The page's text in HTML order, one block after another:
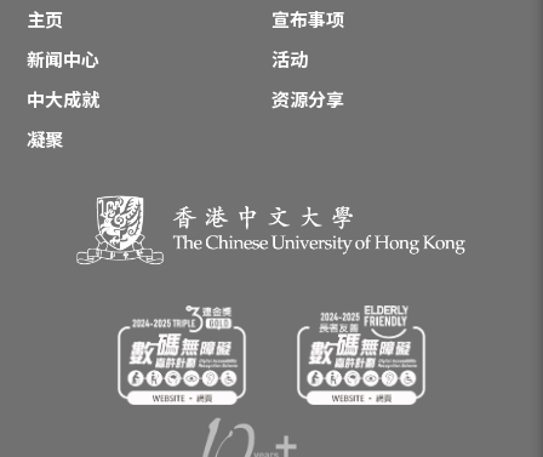
主页
宣布事项
新闻中心
活动
中大成就
资源分享
凝聚